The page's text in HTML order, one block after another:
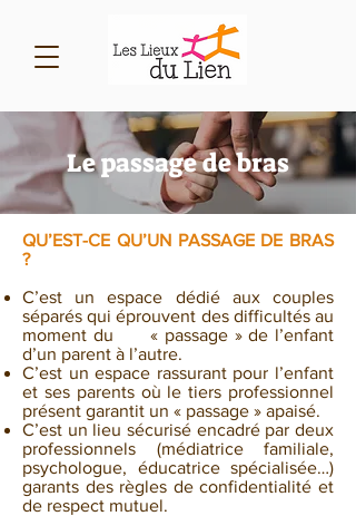
Le passage de bras
QU’EST-CE QU’UN PASSAGE DE BRAS
?
C’est un espace dédié aux couples
séparés qui éprouvent des difficultés au
moment du « passage » de l’enfant
d’un parent à l’autre.
C’est un espace rassurant pour l’enfant
et ses parents où le tiers professionnel
présent garantit un « passage » apaisé.
C’est un lieu sécurisé encadré par deux
professionnels (médiatrice familiale,
psychologue, éducatrice spécialisée…)
garants des règles de confidentialité et
de respect mutuel.